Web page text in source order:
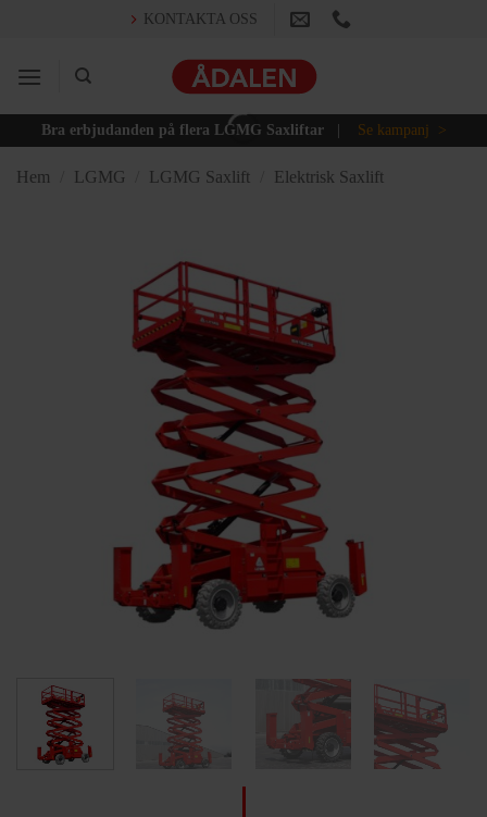
content
KONTAKTA OSS
Bra erbjudanden på flera LGMG Saxliftar | Se kampanj >
Hem LGMG LGMG Saxlift Elektrisk Saxlift